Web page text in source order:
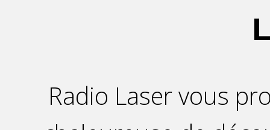
Radio Laser vous